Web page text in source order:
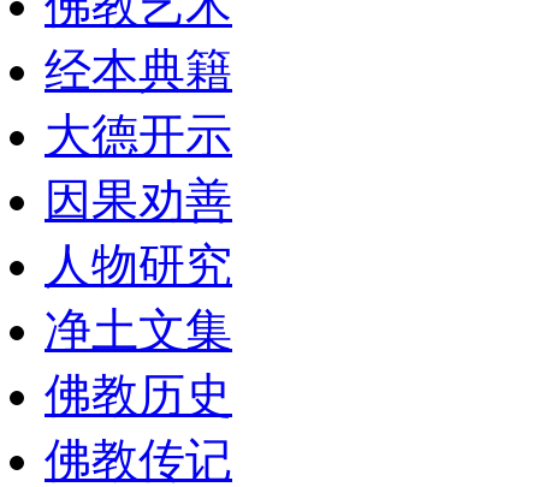
经本典籍
大德开示
因果劝善
人物研究
净土文集
佛教历史
佛教传记